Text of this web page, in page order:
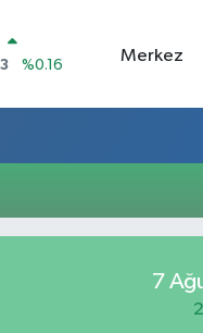
%0.16
%-0.02
%70
Merkez
7